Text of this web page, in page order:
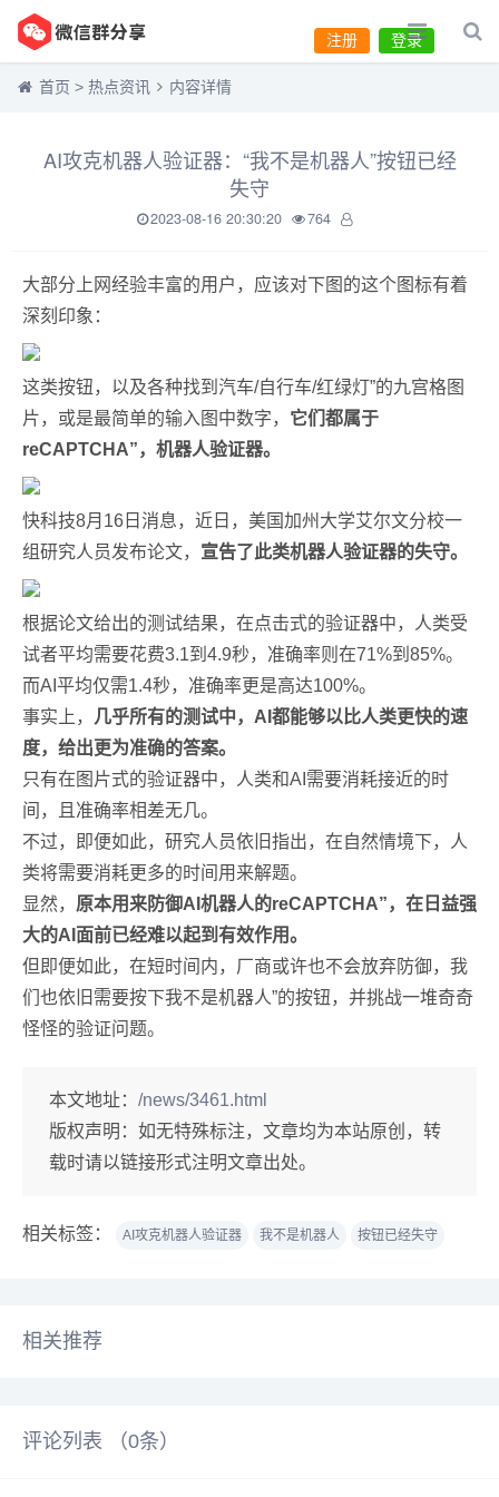
登录
注册
首页 > 热点资讯 内容详情
AI攻克机器人验证器：“我不是机器人”按钮已经
失守
2023-08-16 20:30:20 764
大部分上网经验丰富的用户，应该对下图的这个图标有着
深刻印象：
这类按钮，以及各种找到汽车/自行车/红绿灯”的九宫格图
片，或是最简单的输入图中数字， 它们都属于
reCAPTCHA”，机器人验证器。
快科技8月16日消息，近日，美国加州大学艾尔文分校一
组研究人员发布论文， 宣告了此类机器人验证器的失守。
根据论文给出的测试结果，在点击式的验证器中，人类受
试者平均需要花费3.1到4.9秒，准确率则在71%到85%。
而AI平均仅需1.4秒，准确率更是高达100%。
事实上，
几乎所有的测试中，AI都能够以比人类更快的速
度，给出更为准确的答案。
只有在图片式的验证器中，人类和AI需要消耗接近的时
间，且准确率相差无几。
不过，即便如此，研究人员依旧指出，在自然情境下，人
类将需要消耗更多的时间用来解题。
显然， 原本用来防御AI机器人的reCAPTCHA”，在日益强
大的AI面前已经难以起到有效作用。
但即便如此，在短时间内，厂商或许也不会放弃防御，我
们也依旧需要按下我不是机器人”的按钮，并挑战一堆奇奇
怪怪的验证问题。
本文地址： /news/3461.html
版权声明： 如无特殊标注，文章均为本站原创，转
载时请以链接形式注明文章出处。
相关标签： AI攻克机器人验证器 我不是机器人 按钮已经失守
相关推荐
评论列表 （0条）